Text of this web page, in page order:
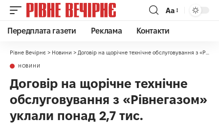
Аа
Передплата газети Реклама Контакти
Рівне Вечірнє > Новини > Договір на щорічне технічне обслуговування з «Рівнегазом» уклали понад 2,7 тис. споживачів
НОВИНИ
Договір на щорічне технічне
обслуговування з «Рівнегазом»
уклали понад 2,7 тис.